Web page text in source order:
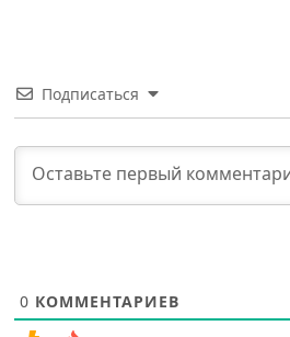
Подписаться
0 КОММЕНТАРИЕВ